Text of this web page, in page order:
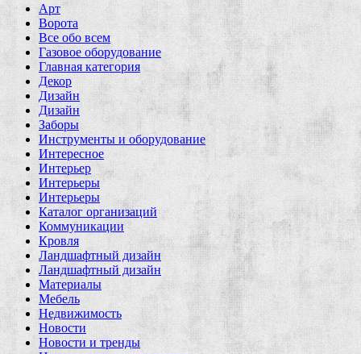
Арт
Ворота
Все обо всем
Газовое оборудование
Главная категория
Декор
Дизайн
Дизайн
Заборы
Инструменты и оборудование
Интересное
Интерьер
Интерьеры
Интерьеры
Каталог организаций
Коммуникации
Кровля
Ландшафтный дизайн
Ландшафтный дизайн
Материалы
Мебель
Недвижимость
Новости
Новости и тренды